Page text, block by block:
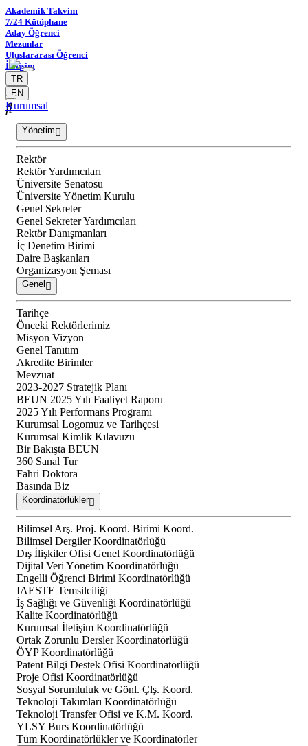
Akademik Takvim
7/24 Kütüphane
Aday Öğrenci
Mezunlar
Uluslararası Öğrenci
İletişim
TR
EN
Kurumsal
Yönetim
Rektör
Rektör Yardımcıları
Üniversite Senatosu
Üniversite Yönetim Kurulu
Genel Sekreter
Genel Sekreter Yardımcıları
Rektör Danışmanları
İç Denetim Birimi
Daire Başkanları
Organizasyon Şeması
Genel
Tarihçe
Önceki Rektörlerimiz
Misyon Vizyon
Genel Tanıtım
Akredite Birimler
Mevzuat
2023-2027 Stratejik Planı
BEUN 2025 Yılı Faaliyet Raporu
2025 Yılı Performans Programı
Kurumsal Logomuz ve Tarihçesi
Kurumsal Kimlik Kılavuzu
Bir Bakışta BEUN
360 Sanal Tur
Fahri Doktora
Basında Biz
Koordinatörlükler
Bilimsel Arş. Proj. Koord. Birimi Koord.
Bilimsel Dergiler Koordinatörlüğü
Dış İlişkiler Ofisi Genel Koordinatörlüğü
Dijital Veri Yönetim Koordinatörlüğü
Engelli Öğrenci Birimi Koordinatörlüğü
IAESTE Temsilciliği
İş Sağlığı ve Güvenliği Koordinatörlüğü
Kalite Koordinatörlüğü
Kurumsal İletişim Koordinatörlüğü
Ortak Zorunlu Dersler Koordinatörlüğü
ÖYP Koordinatörlüğü
Patent Bilgi Destek Ofisi Koordinatörlüğü
Proje Ofisi Koordinatörlüğü
Sosyal Sorumluluk ve Gönl. Çlş. Koord.
Teknoloji Takımları Koordinatörlüğü
Teknoloji Transfer Ofisi ve K.M. Koord.
YLSY Burs Koordinatörlüğü
Tüm Koordinatörlükler ve Koordinatörler